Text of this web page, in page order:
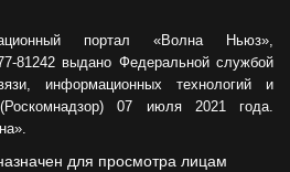
портал «Волна Ньюз»,
81242 выдано Федеральной службой
информационных технологий и
07 июля 2021 года.
для просмотра лицам